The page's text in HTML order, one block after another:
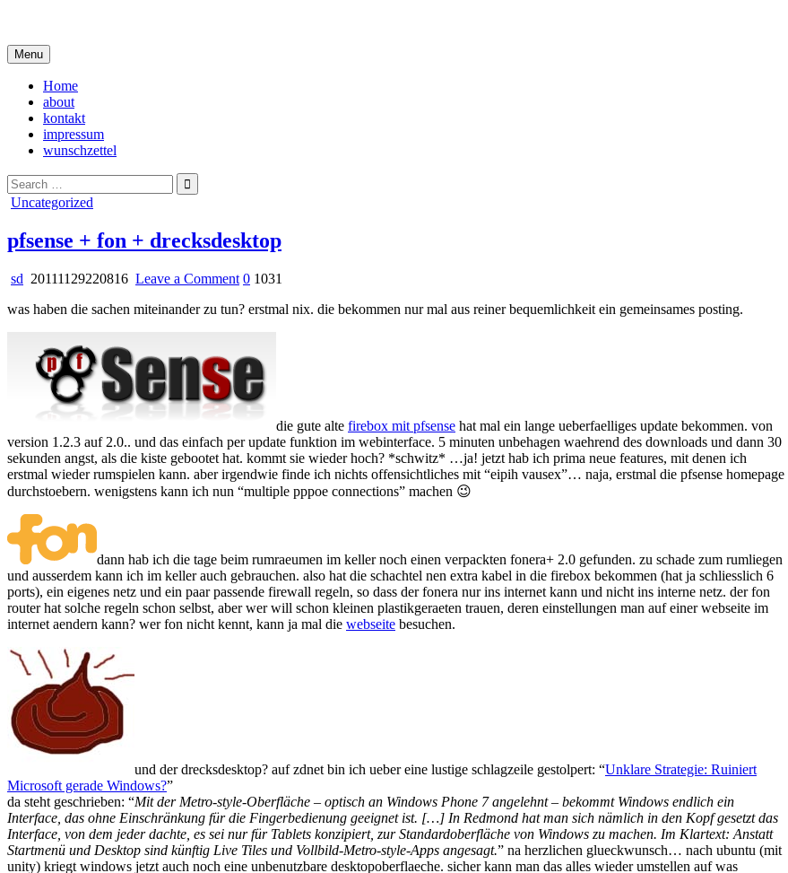
content
Menu
Home
about
kontakt
impressum
wunschzettel
Search
for:
Posted
Uncategorized
pfsense + fon + drecksdesktop
sd 20111129220816 Leave a Commenton
+
drecksdesktop
0 1031
was haben die sachen miteinander zu tun? erstmal nix. die bekommen nur mal aus reiner bequemlichkeit ein gemeinsames posting.
die gute alte firebox mit pfsense hat mal ein lange ueberfaelliges update bekommen. von
version 1.2.3 auf 2.0.. und das einfach per update funktion im webinterface. 5 minuten unbehagen waehrend des downloads und dann 30
sekunden angst, als die kiste gebootet hat. kommt sie wieder hoch? *schwitz* …ja! jetzt hab ich prima neue features, mit denen ich
erstmal wieder rumspielen kann. aber irgendwie finde ich nichts offensichtliches mit “eipih vausex”… naja, erstmal die pfsense homepage
durchstoebern. wenigstens kann ich nun “multiple pppoe connections” machen 😉
dann hab ich die tage beim rumraeumen im keller noch einen verpackten fonera+ 2.0 gefunden. zu schade zum rumliegen
und ausserdem kann ich im keller auch gebrauchen. also hat die schachtel nen extra kabel in die firebox bekommen (hat ja schliesslich 6
ports), ein eigenes netz und ein paar passende firewall regeln, so dass der fonera nur ins internet kann und nicht ins interne netz. der fon
router hat solche regeln schon selbst, aber wer will schon kleinen plastikgeraeten trauen, deren einstellungen man auf einer webseite im
internet aendern kann? wer fon nicht kennt, kann ja mal die webseite besuchen.
und der drecksdesktop? auf zdnet bin ich ueber eine lustige schlagzeile gestolpert: “Unklare Strategie: Ruiniert
Microsoft gerade Windows?”
da steht geschrieben: “Mit der Metro-style-Oberfläche – optisch an Windows Phone 7 angelehnt – bekommt Windows endlich ein
Interface, das ohne Einschränkung für die Fingerbedienung geeignet ist. […] In Redmond hat man sich nämlich in den Kopf gesetzt das
Interface, von dem jeder dachte, es sei nur für Tablets konzipiert, zur Standardoberfläche von Windows zu machen. Im Klartext: Anstatt
Startmenü und Desktop sind künftig Live Tiles und Vollbild-Metro-style-Apps angesagt.” na herzlichen glueckwunsch… nach ubuntu (mit
unity) kriegt windows jetzt auch noch eine unbenutzbare desktopoberflaeche. sicher kann man das alles wieder umstellen auf was